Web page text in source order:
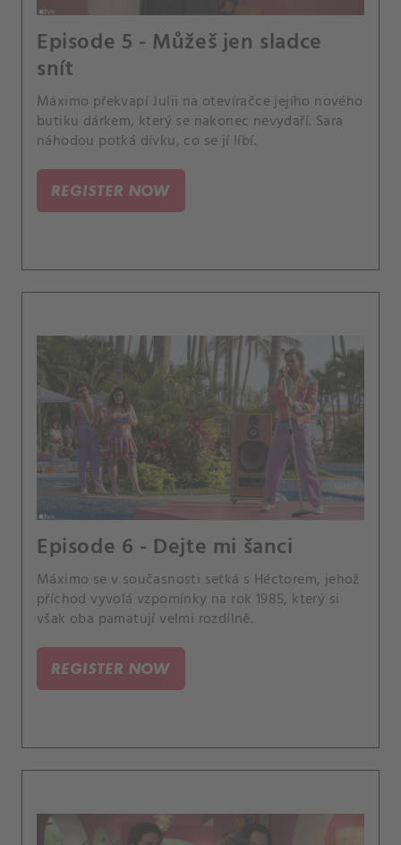
Episode 5 - Můžeš jen sladce
snít
Máximo překvapí Julii na otevíračce jejího nového
butiku dárkem, který se nakonec nevydaří. Sara
náhodou potká dívku, co se jí líbí.
REGISTER NOW
Episode 6 - Dejte mi šanci
Máximo se v současnosti setká s Héctorem, jehož
příchod vyvolá vzpomínky na rok 1985, který si
však oba pamatují velmi rozdílně.
REGISTER NOW